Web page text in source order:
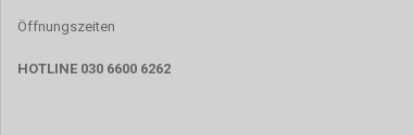
Öffnungszeiten
HOTLINE 030 6600 6262